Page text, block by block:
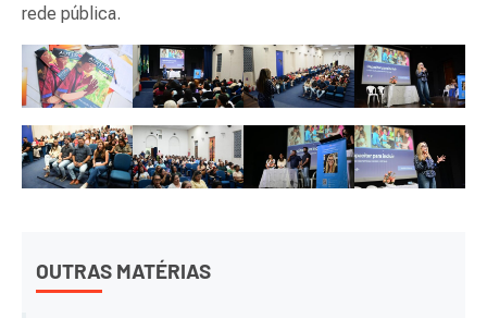
rede pública.
OUTRAS MATÉRIAS